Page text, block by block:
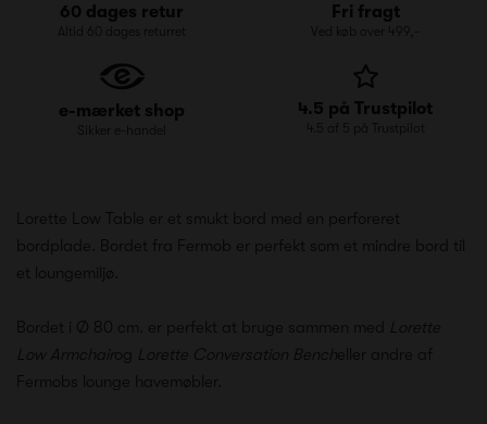
60 dages retur
Altid 60 dages returret
Fri fragt
Ved køb over 499,-
e-mærket shop
Sikker e-handel
4.5 på Trustpilot
4.5 af 5 på Trustpilot
Lorette Low Table er et smukt bord med en perforeret
bordplade. Bordet fra Fermob er perfekt som et mindre bord til
et loungemiljø.
Bordet i Ø 80 cm. er perfekt at bruge sammen med
Lorette
Low Armchair
Lorette Conversation Bencheller andre af
Fermobs lounge havemøbler.